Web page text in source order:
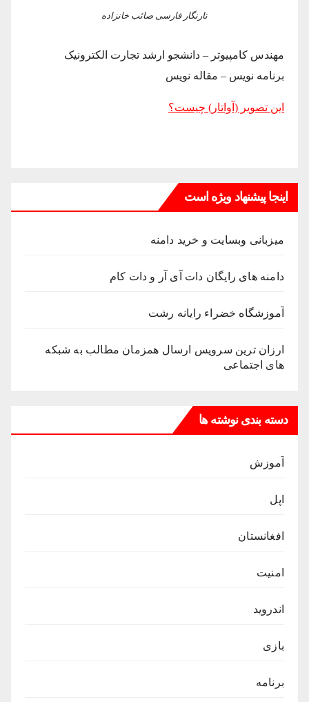
تارنگار فارسی صائب خانزاده
مهندس کامپیوتر – دانشجو ارشد تجارت الکترونیک
برنامه نویس – مقاله نویس
این تصویر (آواتار) چیست؟
اینجا پیشنهاد ویژه است
میزبانی وبسایت و خرید دامنه
دامنه های رایگان دات آی آر و دات کام
آموزشگاه خضراء رایانه رشت
ارزان ترین سرویس ارسال همزمان مطالب به شبکه
های اجتماعی
دسته بندی نوشته ها
آموزش
اپل
افغانستان
امنیت
اندروید
بازی
برنامه